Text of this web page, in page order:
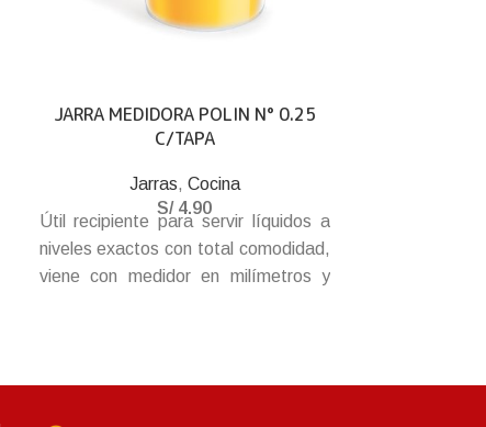
JARRA MEDIDORA POLIN N° 0.25
C/TAPA
Jarras, Cocina
S/4.90
Útil recipiente para servir líquidos a
niveles exactos con total comodidad,
viene con medidor en milímetros y